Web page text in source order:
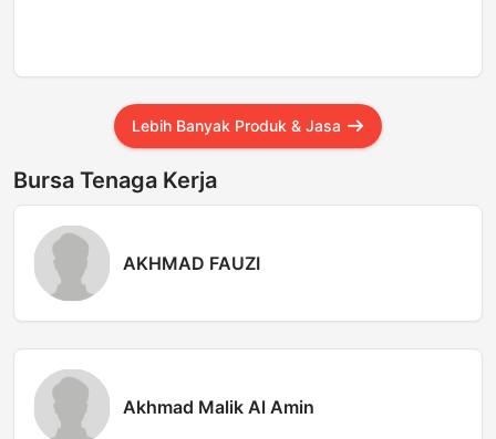
Lebih Banyak Produk & Jasa
Bursa Tenaga Kerja
AKHMAD FAUZI
Akhmad Malik Al Amin